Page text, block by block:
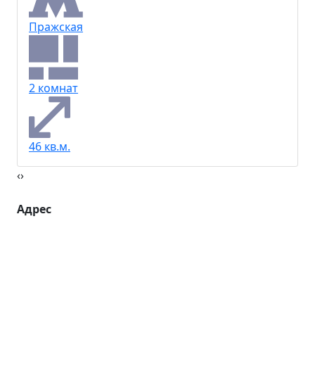
Пражская
2 комнат
46 кв.м.
‹›
Адрес